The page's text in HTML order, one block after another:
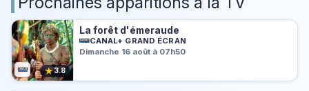
★3.8
La forêt d'émeraude
CANAL+ GRAND ÉCRAN
Dimanche 16 août à 07h50